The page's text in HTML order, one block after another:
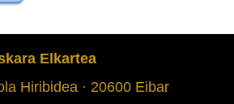
Elkartea
Hiribidea · 20600 Eibar